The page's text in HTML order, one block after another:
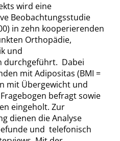
wird eine
Beobachtungsstudie
in zehn kooperierenden
Orthopädie,
und
durchgeführt. Dabei
mit Adipositas (BMI =
mit Übergewicht und
befragt sowie
eingeholt. Zur
dienen die Analyse
und telefonisch